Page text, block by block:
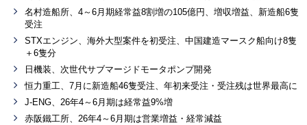
名村造船所、4～6月期経常益8割増の105億円、増収増益、新造船6隻
受注
STXエンジン、海外大型案件を初受注、中国建造マースク船向け8隻
＋6隻分
日機装、次世代サブマージドモータポンプ開発
恒力重工、7月に新造船46隻受注、年初来受注・受注残は世界最高に
J-ENG、26年4～6月期は経常益9%増
赤阪鐵工所、26年4～6月期は営業増益・経常減益